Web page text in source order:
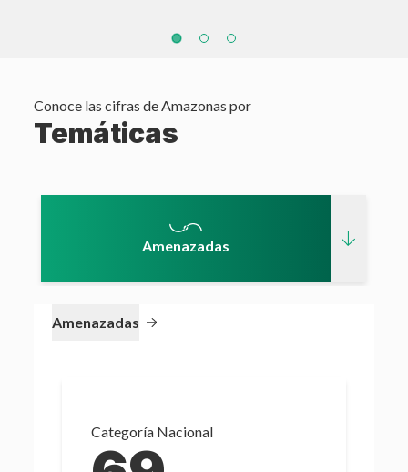
Conoce las cifras deAmazonas por
Temáticas
Amenazadas
Amenazadas
Categoría Nacional